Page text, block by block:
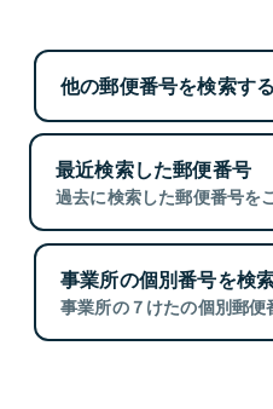
他の郵便番号を検索する
最近検索した郵便番号
過去に検索した郵便番号を
事業所の個別番号を検
事業所の７けたの個別郵便